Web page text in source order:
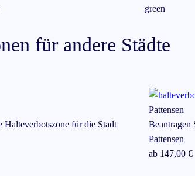
für andere Städte
Halteverbotszone für die Stadt
Pattensen
Beantragen
Pattensen
ab 147,00 €